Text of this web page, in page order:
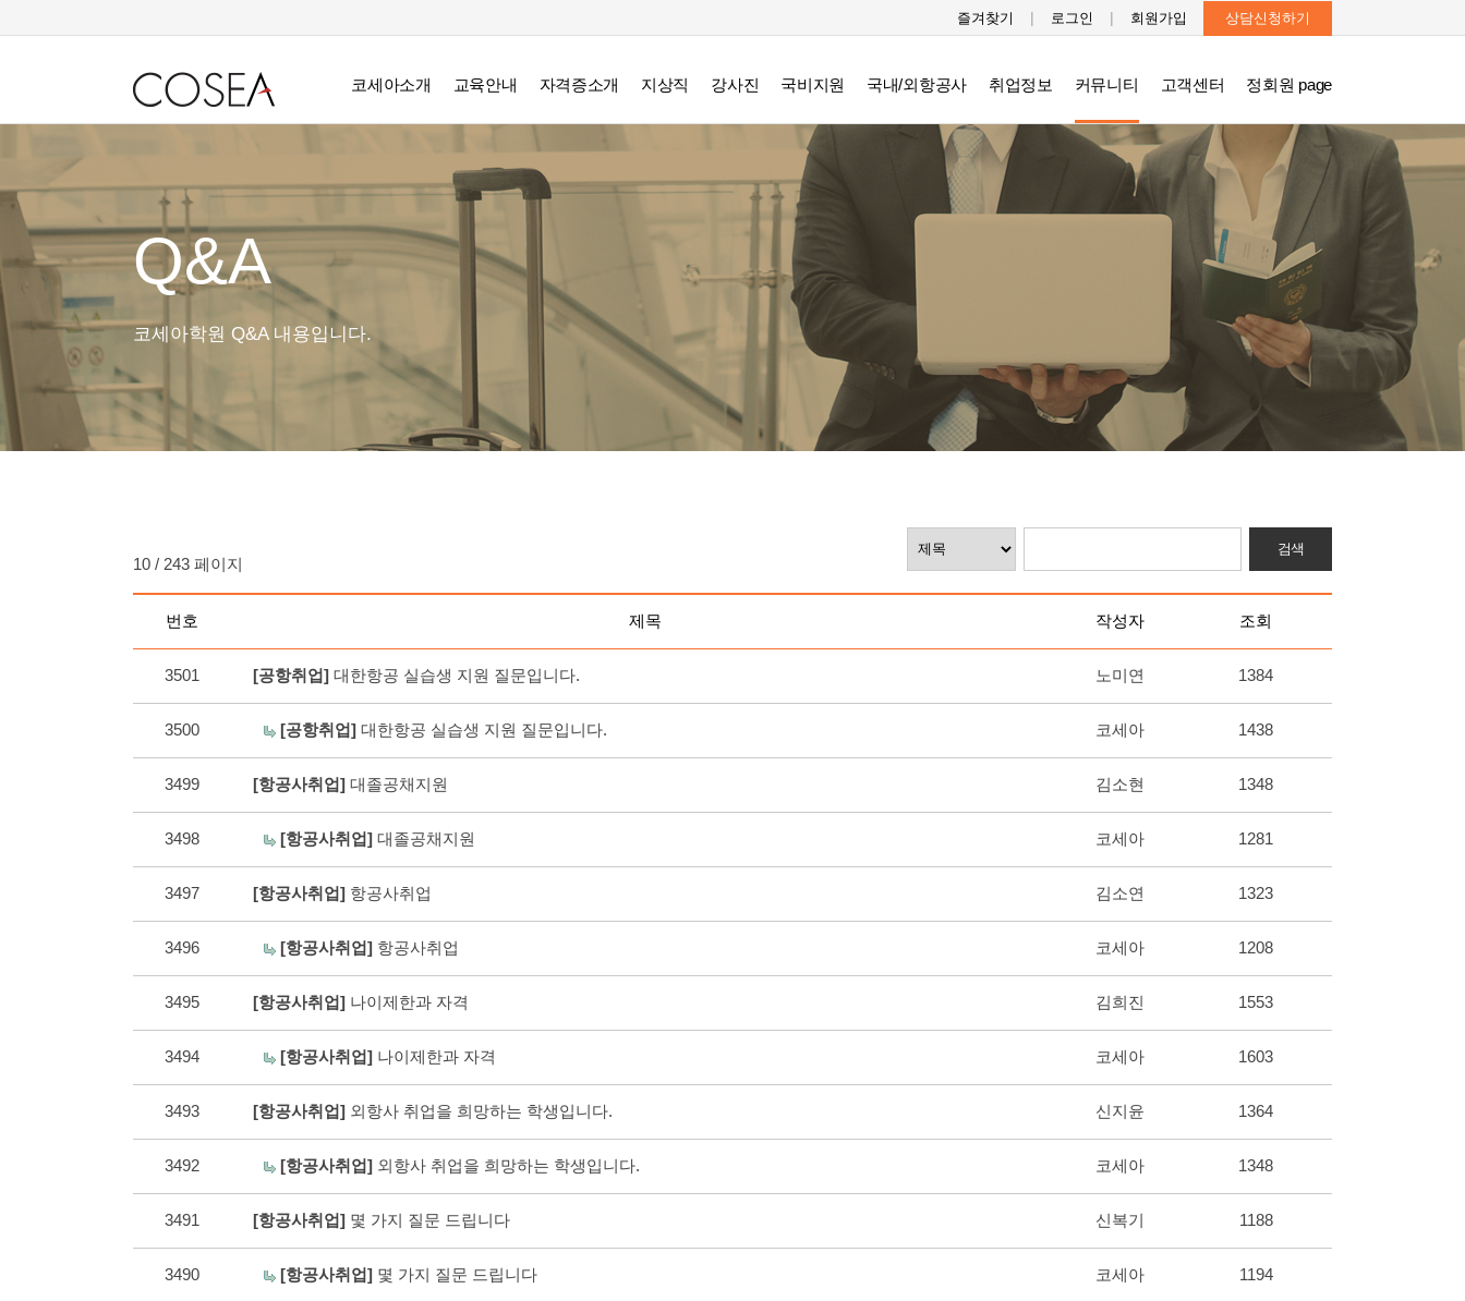
즐겨찾기 | 로그인 | 회원가입 상담신청하기
코세아소개 교육안내 자격증소개 지상직 강사진 국비지원 국내/외항공사 취업정보 커뮤니티 고객센터 정회원 page
Q&A
코세아학원 Q&A 내용입니다.
10 / 243 페이지
번호 제목 작성자 조회
3501 [공항취업] 대한항공 실습생 지원 질문입니다. 노미연 1384
3500 [공항취업] 대한항공 실습생 지원 질문입니다. 코세아 1438
3499 [항공사취업] 대졸공채지원 김소현 1348
3498 [항공사취업] 대졸공채지원 코세아 1281
3497 [항공사취업] 항공사취업 김소연 1323
3496 [항공사취업] 항공사취업 코세아 1208
3495 [항공사취업] 나이제한과 자격 김희진 1553
3494 [항공사취업] 나이제한과 자격 코세아 1603
3493 [항공사취업] 외항사 취업을 희망하는 학생입니다. 신지윤 1364
3492 [항공사취업] 외항사 취업을 희망하는 학생입니다. 코세아 1348
3491 [항공사취업] 몇 가지 질문 드립니다 신복기 1188
3490 [항공사취업] 몇 가지 질문 드립니다 코세아 1194